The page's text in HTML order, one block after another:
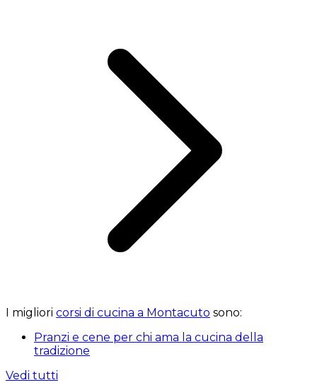
I migliori corsi di cucina a Montacuto sono:
Pranzi e cene per chi ama la cucina della
tradizione
Vedi tutti